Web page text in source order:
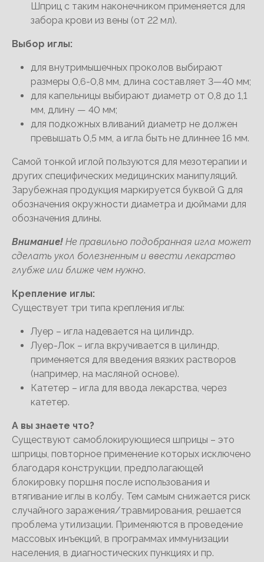
Шприц с таким наконечником применяется для
забора крови из вены (от 22 мл).
Выбор иглы:
для внутримышечных проколов выбирают
размеры 0,6-0,8 мм, длина составляет 3—40 мм;
для капельницы выбирают диаметр от 0,8 до 1,1
мм, длину — 40 мм;
для подкожных вливаний диаметр не должен
превышать 0,5 мм, а игла быть не длиннее 16 мм.
Самой тонкой иглой пользуются для мезотерапии и
других специфических медицинских манипуляций.
Зарубежная продукция маркируется буквой G для
обозначения окружности диаметра и дюймами для
обозначения длины.
Внимание! Не правильно подобранная игла может
сделать укол болезненным и ввести лекарство
глубже или ближе чем нужно.
Крепление иглы:
Существует три типа крепления иглы:
Луер – игла надевается на цилиндр.
Луер-Лок – игла вкручивается в цилиндр,
применяется для введения вязких растворов
(например, на масляной основе).
Катетер – игла для ввода лекарства, через
катетер.
А вы знаете что?
Существуют самоблокирующиеся шприцы – это
шприцы, повторное применение которых исключено
благодаря конструкции, предполагающей
блокировку поршня после использования и
втягивание иглы в колбу. Тем самым снижается риск
случайного заражения/травмирования, решается
проблема утилизации. Применяются в проведение
массовых инъекций, в программах иммунизации
населения, в диагностических пункциях и пр.